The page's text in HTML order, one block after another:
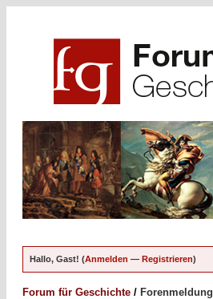
Hallo, Gast! (Anmelden — Registrieren)
Forum für Geschichte / Forenmeldung